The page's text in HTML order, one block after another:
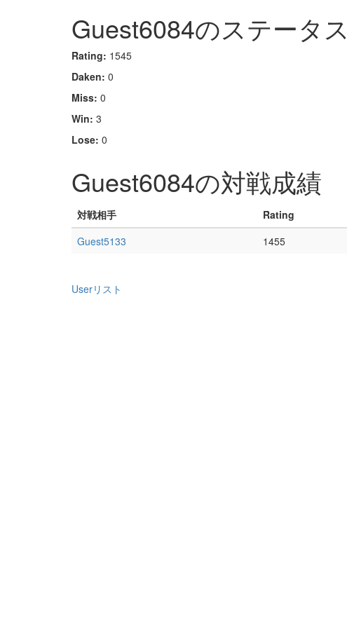
Guest6084のステータス
Rating: 1545
Daken: 0
Miss: 0
Win: 3
Lose: 0
Guest6084の対戦成績
対戦相手 Rating
Guest5133
1455
Userリスト